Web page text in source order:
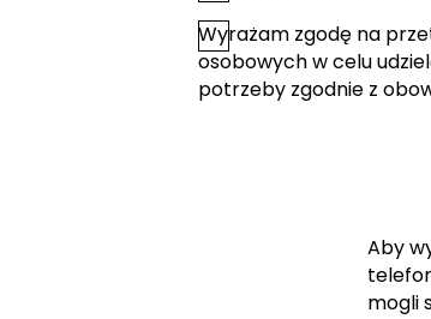
Zgoda*
Wyrażam zgodę na
osobowych w celu
potrzeby zgodnie z
Aby
mogli